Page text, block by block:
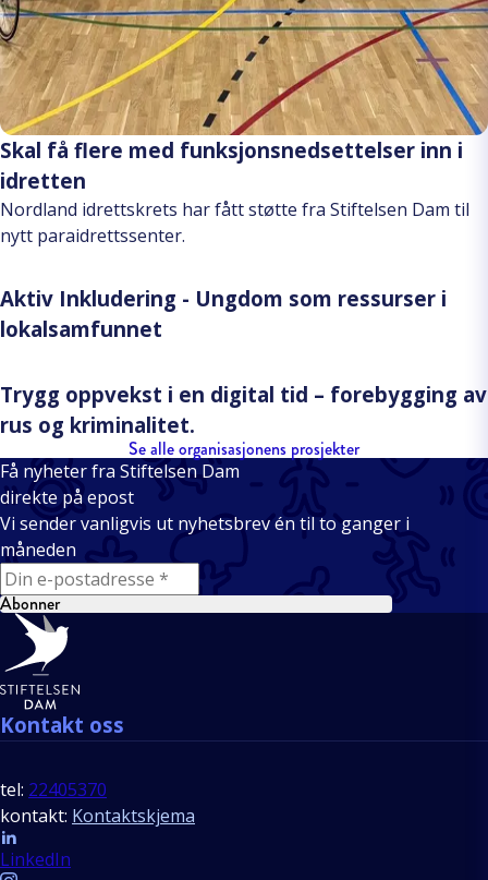
Skal få flere med funksjonsnedsettelser inn i
idretten
Nordland idrettskrets har fått støtte fra Stiftelsen Dam til
nytt paraidrettssenter.
Aktiv Inkludering - Ungdom som ressurser i
lokalsamfunnet
Trygg oppvekst i en digital tid – forebygging av
rus og kriminalitet.
Se alle organisasjonens prosjekter
Få nyheter fra Stiftelsen Dam
direkte på epost
Vi sender vanligvis ut nyhetsbrev én til to ganger i
måneden
E-mail
Abonner
Bunntekst
Kontakt oss
tel: 22405370
kontakt: Kontaktskjema
Follow us
LinkedIn